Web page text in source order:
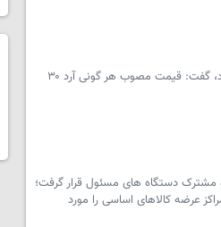
سرویس کردستان - مدیرکل تعزیرات حکومتی کردستان با هشدار نسبت به افزایش غیرقانونی قیمت گونی آرد، گفت: قیمت مصوب هر گونی آرد ۳۰
مشترک دستگاه های مسئول قرار گرفت؛
عرضه کالاهای اساسی را مورد